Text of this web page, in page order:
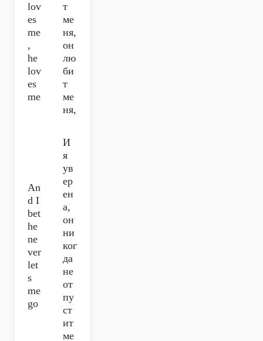
lov
es
me
,
he
lov
es
me
т
ме
ня,
он
лю
би
т
ме
ня,
An
d I
bet
he
ne
ver
let
s
me
go
И
я
ув
ер
ен
а,
он
ни
ког
да
не
от
пу
ст
ит
ме